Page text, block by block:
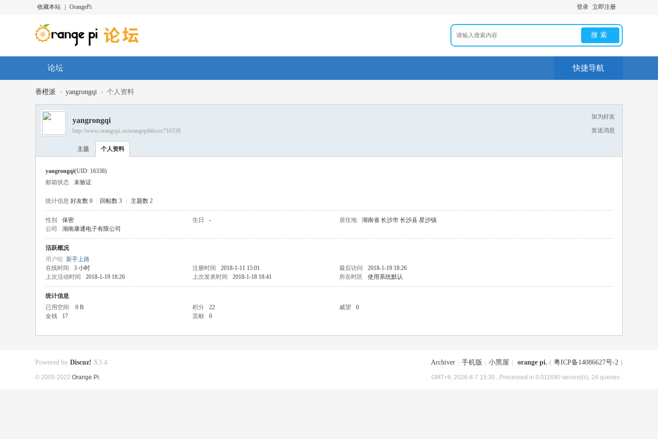
收藏本站 OrangePi 登录 立即注册
搜索
论坛 快捷导航
香橙派 › yangrongqi › 个人资料
加为好友
发送消息
yangrongqi
http://www.orangepi.cn/orangepibbscn/?16338
主题 个人资料
yangrongqi(UID: 16338)
邮箱状态
未验证
统计信息 好友数 0 回帖数 3 主题数 2
性别 保密 生日 - 居住地
湖南省 长沙市 长沙县 星沙镇
公司
湖南康通电子有限公司
活跃概况
用户组 新手上路
在线时间
3 小时 注册时间 2018-1-11 15:01 最后访问
2018-1-19 18:26
上次活动时间
2018-1-19 18:26 上次发表时间 2018-1-18 18:41 所在时区 使用系统默认
统计信息
已用空间
0 B 积分 22 威望
0
金钱
17 贡献 0
Archiver 手机版 小黑屋 orange pi. ( 粤ICP备14086627号-2 )
GMT+8, 2026-8-7 15:30 , Processed in 0.011690 second(s), 24 queries .
Powered by Discuz! X3.4
© 2005-2022 Orange Pi.